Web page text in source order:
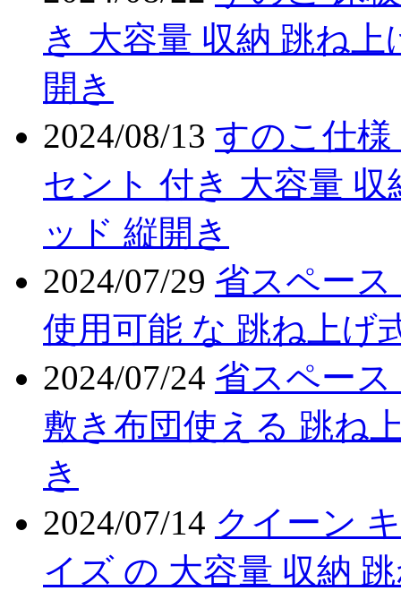
き 大容量 収納 跳ね
開き
2024/08/13 すのこ仕
セント 付き 大容量
ッド 縦開き
2024/07/29 省スペー
使用可能 な 跳ね上げ
2024/07/24 省スペー
敷き布団使える 跳ね
き
2024/07/14 クイーン
イズ の 大容量 収納